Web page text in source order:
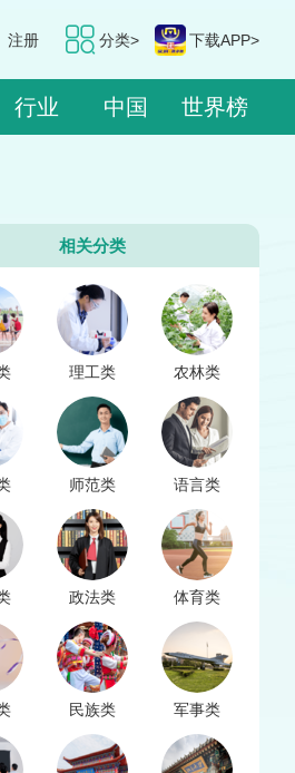
分类> 下载APP>
注册
行业 中国 世界榜
相关分类
理工类 农林类
师范类 语言类
政法类 体育类
民族类 军事类